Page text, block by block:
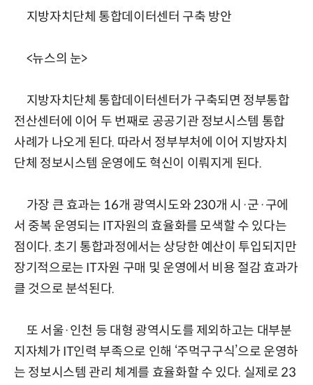
지방자치단체 통합데이터센터 구축 방안
<뉴스의 눈>
지방자치단체 통합데이터센터가 구축되면 정부통합
전산센터에 이어 두 번째로 공공기관 정보시스템 통합
사례가 나오게 된다. 따라서 정부부처에 이어 지방자치
단체 정보시스템 운영에도 혁신이 이뤄지게 된다.
가장 큰 효과는 16개 광역시도와 230개 시·군·구에
서 중복 운영되는 IT자원의 효율화를 모색할 수 있다는
점이다. 초기 통합과정에서는 상당한 예산이 투입되지만
장기적으로는 IT자원 구매 및 운영에서 비용 절감 효과가
클 것으로 분석된다.
또 서울·인천 등 대형 광역시도를 제외하고는 대부분
지자체가 IT인력 부족으로 인해 ‘주먹구구식’으로 운영하
는 정보시스템 관리 체계를 효율화할 수 있다. 실제로 23